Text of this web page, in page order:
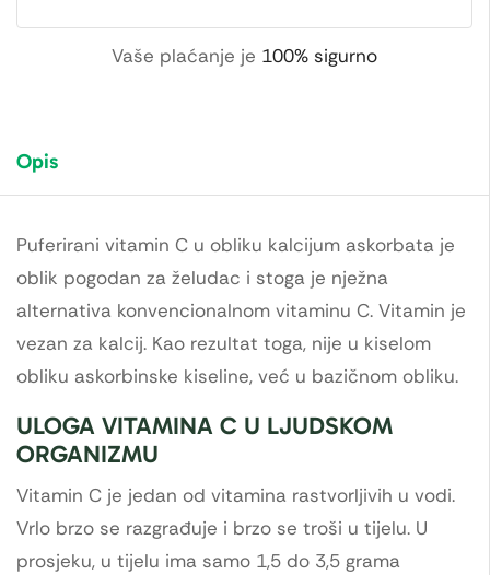
Vaše plaćanje je 100% sigurno
Opis
Puferirani vitamin C u obliku kalcijum askorbata je
oblik pogodan za želudac i stoga je nježna
alternativa konvencionalnom vitaminu C. Vitamin je
vezan za kalcij. Kao rezultat toga, nije u kiselom
obliku askorbinske kiseline, već u bazičnom obliku.
ULOGA VITAMINA C U LJUDSKOM
ORGANIZMU
Vitamin C je jedan od vitamina rastvorljivih u vodi.
Vrlo brzo se razgrađuje i brzo se troši u tijelu. U
prosjeku, u tijelu ima samo 1,5 do 3,5 grama